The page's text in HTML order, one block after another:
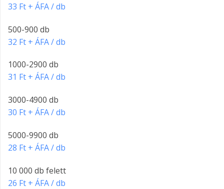
33 Ft + ÁFA / db
500-900 db
32 Ft + ÁFA / db
1000-2900 db
31 Ft + ÁFA / db
3000-4900 db
30 Ft + ÁFA / db
5000-9900 db
28 Ft + ÁFA / db
10 000 db felett
26 Ft + ÁFA / db